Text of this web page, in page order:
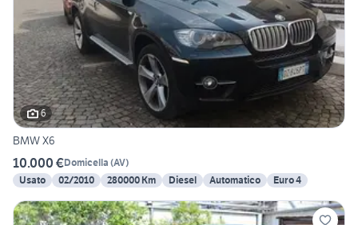
6
BMW X6
10.000 €Domicella (AV)
Usato
02/2010 280000 Km Diesel Automatico Euro 4